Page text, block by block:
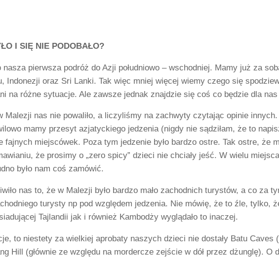
I SIĘ NIE PODOBAŁO?
nasza pierwsza podróż do Azji południowo – wschodniej. Mamy już za
Indonezji oraz Sri Lanki. Tak więc mniej więcej wiemy czego się
na różne sytuacje. Ale zawsze jednak znajdzie się coś co będzie dla nas
Malezji nas nie powaliło, a liczyliśmy na zachwyty czytając opinie
mamy przesyt azjatyckiego jedzenia (nigdy nie sądziłam, że to
fajnych miejscówek. Poza tym jedzenie było bardzo ostre. Tak ostre, że
że prosimy o „zero spicy” dzieci nie chciały jeść. W wielu
było nam coś zamówić.
nas to, że w Malezji było bardzo mało zachodnich turystów, a co za
turysty np pod względem jedzenia. Nie mówię, że to źle, tylko,
Tajlandii jak i również Kambodży wyglądało to inaczej.
to niestety za wielkiej aprobaty naszych dzieci nie dostały Batu Caves
Hill (głównie ze względu na mordercze zejście w dół przez dżunglę). O